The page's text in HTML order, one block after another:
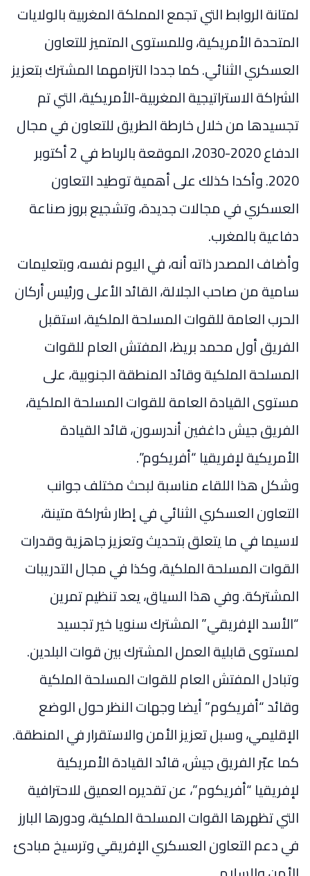
لمتانة الروابط التي تجمع المملكة المغربية بالولايات
المتحدة الأمريكية، وللمستوى المتميز للتعاون
العسكري الثنائي. كما جددا التزامهما المشترك بتعزيز
الشراكة الاستراتيجية المغربية-الأمريكية، التي تم
تجسيدها من خلال خارطة الطريق للتعاون في مجال
الدفاع 2020-2030، الموقعة بالرباط في 2 أكتوبر
2020. وأكدا كذلك على أهمية توطيد التعاون
العسكري في مجالات جديدة، وتشجيع بروز صناعة
دفاعية بالمغرب.
وأضاف المصدر ذاته أنه، في اليوم نفسه، وبتعليمات
سامية من صاحب الجلالة، القائد الأعلى ورئيس أركان
الحرب العامة للقوات المسلحة الملكية، استقبل
الفريق أول محمد بريظ، المفتش العام للقوات
المسلحة الملكية وقائد المنطقة الجنوبية، على
مستوى القيادة العامة للقوات المسلحة الملكية،
الفريق جيش داغفين أندرسون، قائد القيادة
الأمريكية لإفريقيا “أفريكوم”.
وشكل هذا اللقاء مناسبة لبحث مختلف جوانب
التعاون العسكري الثنائي في إطار شراكة متينة،
لاسيما في ما يتعلق بتحديث وتعزيز جاهزية وقدرات
القوات المسلحة الملكية، وكذا في مجال التدريبات
المشتركة. وفي هذا السياق، يعد تنظيم تمرين
“الأسد الإفريقي” المشترك سنويا خير تجسيد
لمستوى قابلية العمل المشترك بين قوات البلدين.
وتبادل المفتش العام للقوات المسلحة الملكية
وقائد “أفريكوم” أيضا وجهات النظر حول الوضع
الإقليمي، وسبل تعزيز الأمن والاستقرار في المنطقة.
كما عبّر الفريق جيش، قائد القيادة الأمريكية
لإفريقيا “أفريكوم”، عن تقديره العميق للاحترافية
التي تظهرها القوات المسلحة الملكية، ودورها البارز
في دعم التعاون العسكري الإفريقي وترسيخ مبادئ